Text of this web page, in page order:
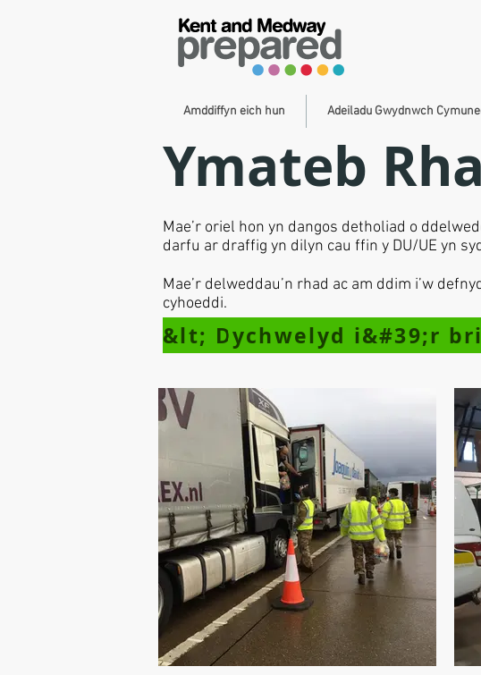
Amddiffyn eich hun Adeiladu Gwydnwch
Ymateb
Mae’r oriel hon yn dangos detholiad o
darfu ar draffig yn dilyn cau ffin y DU/UE yn
Mae’r delweddau’n rhad ac am ddim i’w
cyhoeddi.